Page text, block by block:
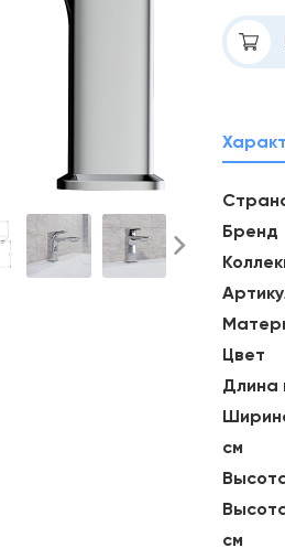
Бренд
Цвет
Длина
см
см